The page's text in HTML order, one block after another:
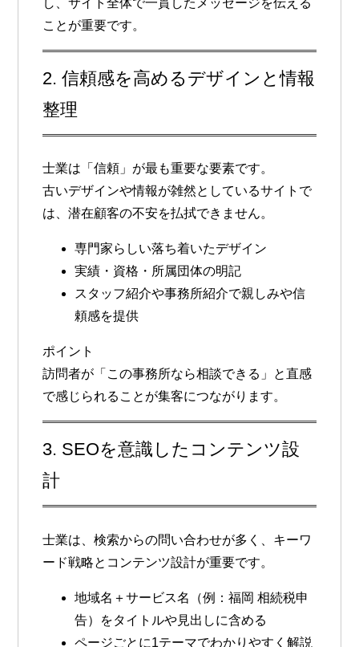
ことが重要です。
2. 信頼感を高めるデザインと情報
整理
士業は「信頼」が最も重要な要素です。
古いデザインや情報が雑然としているサイトで
は、潜在顧客の不安を払拭できません。
専門家らしい落ち着いたデザイン
実績・資格・所属団体の明記
スタッフ紹介や事務所紹介で親しみや信
頼感を提供
ポイント
訪問者が「この事務所なら相談できる」と直感
で感じられることが集客につながります。
3. SEOを意識したコンテンツ設
計
士業は、検索からの問い合わせが多く、 キーワ
ード戦略とコンテンツ設計が重要です。
地域名＋サービス名（例：福岡 相続税申
告）をタイトルや見出しに含める
ページごとに1テーマでわかりやすく解説